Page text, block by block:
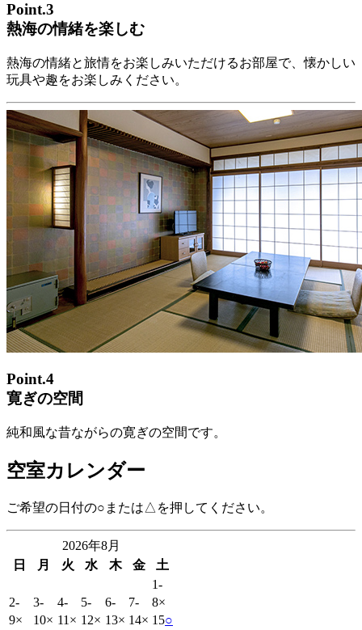
Point.3
熱海の情緒を楽しむ
熱海の情緒と旅情をお楽しみいただけるお部屋で、懐かしい
玩具や趣をお楽しみください。
Point.4
寛ぎの空間
純和風な昔ながらの寛ぎの空間です。
空室カレンダー
ご希望の日付の○または△を押してください。
2026年8月
日
月 火 水 木 金
土
1-
2- 3- 4- 5- 6- 7- 8×
9× 10× 11 × 12× 13× 14× 15○